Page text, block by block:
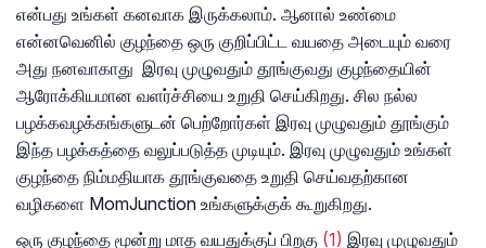
என்பது உங்கள் கனவாக இருக்கலாம். ஆனால் உண்மை
என்னவெனில் குழந்தை ஒரு குறிப்பிட்ட வயதை அடையும் வரை
அது நனவாகாது இரவு முழுவதும் தூங்குவது குழந்தையின்
ஆரோக்கியமான வளர்ச்சியை உறுதி செய்கிறது. சில நல்ல
பழக்கவழக்கங்களுடன் பெற்றோர்கள் இரவு முழுவதும் தூங்கும்
இந்த பழக்கத்தை வலுப்படுத்த முடியும். இரவு முழுவதும் உங்கள்
குழந்தை நிம்மதியாக தூங்குவதை உறுதி செய்வதற்கான
வழிகளை MomJunction உங்களுக்குக் கூறுகிறது.
ஒரு குழந்தை மூன்று மாத வயதுக்குப் பிறகு (1) இரவு முழுவதும்